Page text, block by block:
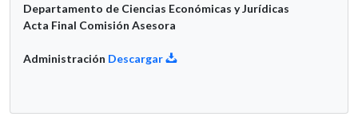
Departamento de Ciencias Económicas y Jurídicas
Acta Final Comisión Asesora
Administración Descargar